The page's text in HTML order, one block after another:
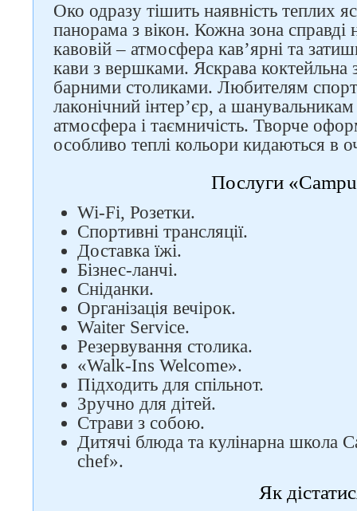
Око одразу тішить наявність теплих
панорама з вікон. Кожна зона справді
кавовій – атмосфера кав’ярні та
кави з вершками. Яскрава коктейльна
барними столиками. Любителям
лаконічний інтер’єр, а
атмосфера і таємничість. Творче
особливо теплі кольори кидаються в
Послуги
Wi-Fi, Розетки.
Спортивні трансляції.
Доставка їжі.
Бізнес-ланчі.
Сніданки.
Організація вечірок.
Waiter Service.
Резервування столика.
«Walk-Ins Welcome».
Підходить для спільнот.
Зручно для дітей.
Страви з собою.
Дитячі блюда та кулінарна школа
сhef».
Як